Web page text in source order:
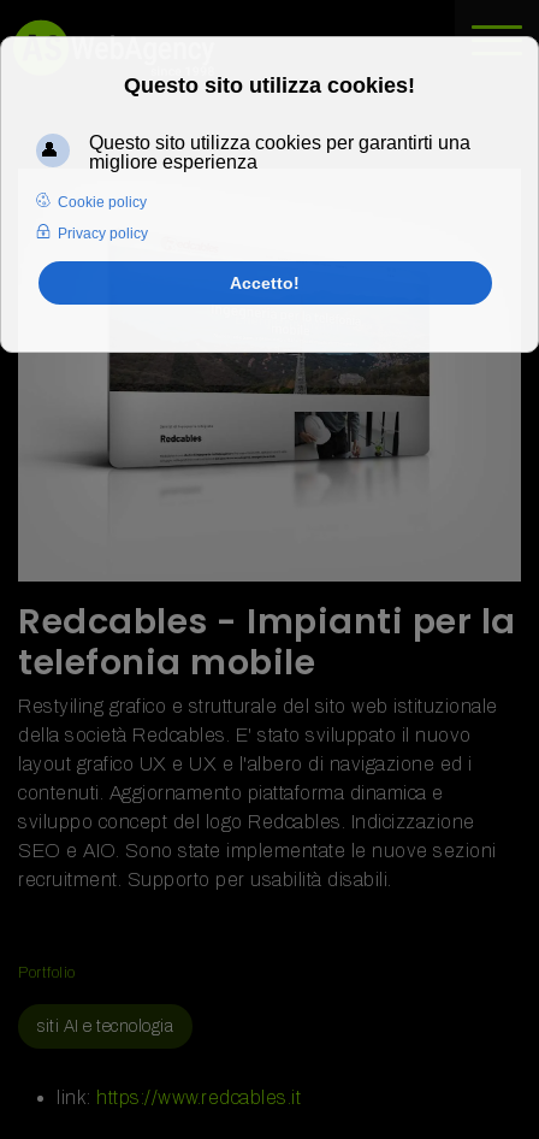
Redcables - Impianti per la
telefonia mobile
Restyiling grafico e strutturale del sito web istituzionale
della società Redcables. E' stato sviluppato il nuovo
layout grafico UX e UX e l'albero di navigazione ed i
contenuti. Aggiornamento piattaforma dinamica e
sviluppo concept del logo Redcables. Indicizzazione
SEO e AIO. Sono state implementate le nuove sezioni
recruitment. Supporto per usabilità disabili.
Portfolio
siti AI e tecnologia
link: https://www.redcables.it